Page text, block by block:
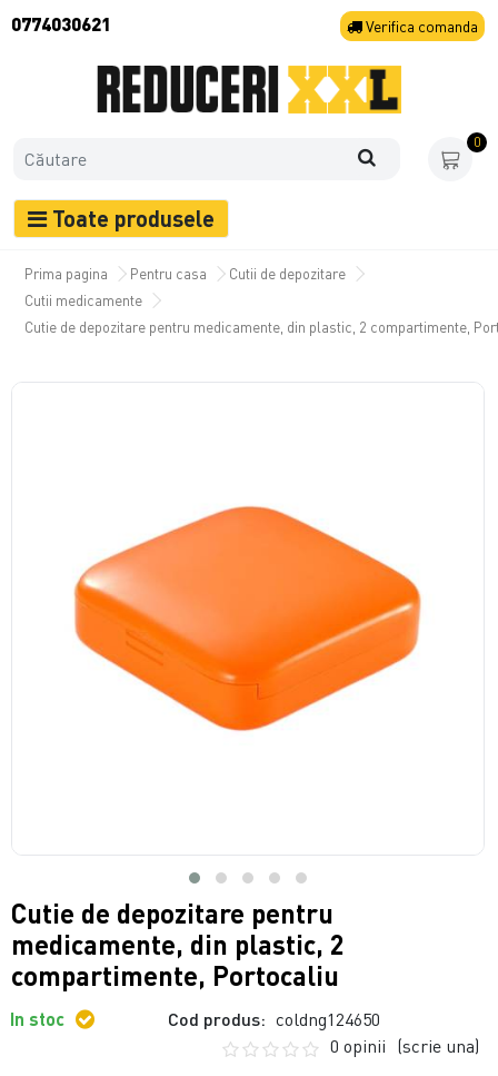
0774030621 Verifica comanda
0
Toate produsele
Prima pagina Pentru casa
Cutii de depozitare
Cutii medicamente
Cutie de depozitare pentru medicamente, din plastic, 2 compartimente,
Cutie de depozitare pentru
medicamente, din plastic, 2
compartimente, Portocaliu
In stoc Cod produs: coldng124650
0 opinii (scrie una)